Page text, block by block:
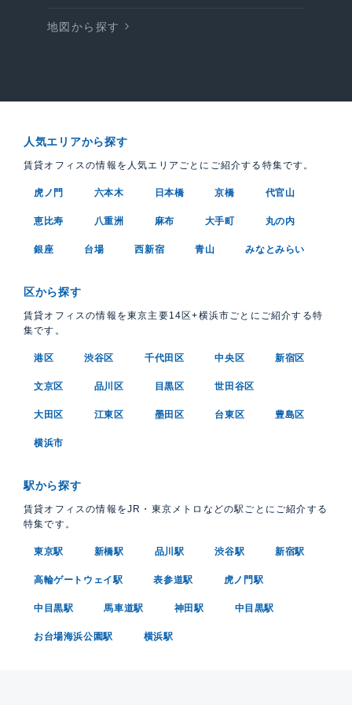
地図から探す
人気エリアから探す
賃貸オフィスの情報を人気エリアごとにご紹介する特集です。
虎ノ門 六本木 日本橋 京橋 代官山
恵比寿 八重洲 麻布 大手町 丸の内
銀座 台場 西新宿 青山 みなとみらい
区から探す
賃貸オフィスの情報を東京主要14区+横浜市ごとにご紹介する特
集です。
港区 渋谷区 千代田区 中央区 新宿区
文京区 品川区 目黒区 世田谷区
大田区 江東区 墨田区 台東区 豊島区
横浜市
駅から探す
賃貸オフィスの情報をJR・東京メトロなどの駅ごとにご紹介する
特集です。
東京駅 新橋駅 品川駅 渋谷駅 新宿駅
高輪ゲートウェイ駅 表参道駅 虎ノ門駅
中目黒駅 馬車道駅 神田駅 中目黒駅
お台場海浜公園駅 横浜駅